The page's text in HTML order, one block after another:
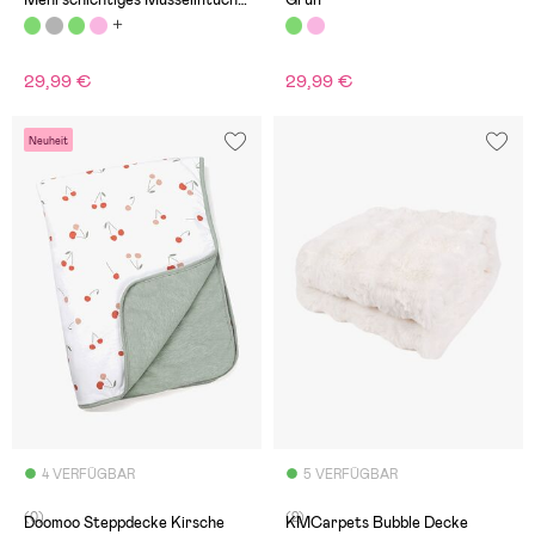
Jade Green
29,99 € 29,99 €
Neuheit
4 VERFÜGBAR
(0)
Doomoo Steppdecke Kirsche
5 VERFÜGBAR
(2)
KMCarpets Bubble Decke